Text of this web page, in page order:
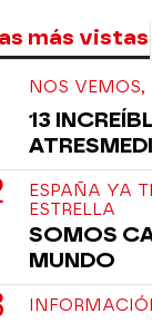
más vistas
NOS VEMOS,
13
ESPAÑA YA
ESTRELLA
SOMOS
MUNDO